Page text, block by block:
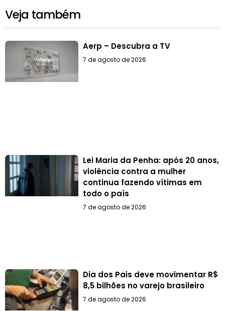
Veja também
Aerp – Descubra a TV
7 de agosto de 2026
Lei Maria da Penha: após 20 anos,
violência contra a mulher
continua fazendo vítimas em
todo o país
7 de agosto de 2026
Dia dos Pais deve movimentar R$
8,5 bilhões no varejo brasileiro
7 de agosto de 2026